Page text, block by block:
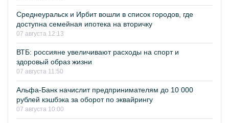
Среднеуральск и Ирбит вошли в список городов, где
доступна семейная ипотека на вторичку
07 августа 12:13
ВТБ: россияне увеличивают расходы на спорт и
здоровый образ жизни
07 августа 11:50
Альфа-Банк начислит предпринимателям до 10 000
рублей кэшбэка за оборот по эквайрингу
07 августа 10:00